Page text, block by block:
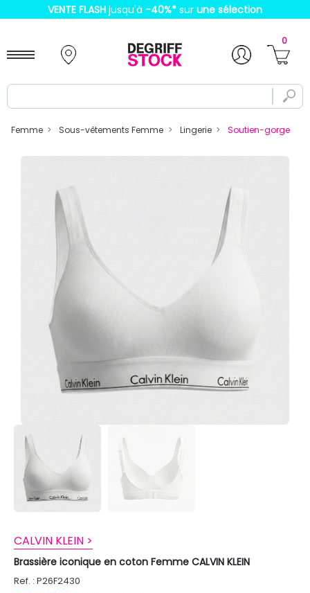
VENTE FLASH jusqu'à -40%* sur une sélection
0
Femme Sous-vêtements Femme Lingerie Soutien-gorge
CALVIN KLEIN >
Brassière iconique en coton Femme CALVIN KLEIN
Ref. : P26F2430